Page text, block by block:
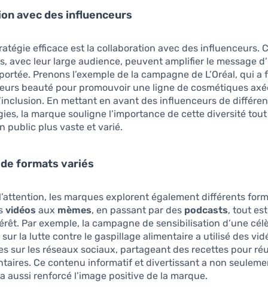
avec des influenceurs
efficace est la collaboration avec des influenceurs.
avec leur large audience, peuvent amplifier le message
Prenons l’exemple de la campagne de L’Oréal, qui a
beauté pour promouvoir une ligne de cosmétiques
En mettant en avant des influenceurs de
la marque souligne l’importance de cette diversité
public plus vaste et varié.
formats variés
les marques explorent également différents
vidéos aux mèmes, en passant par des podcasts, tout
Par exemple, la campagne de sensibilisation d’une
la lutte contre le gaspillage alimentaire a utilisé des
sur les réseaux sociaux, partageant des recettes pour
Ce contenu informatif et divertissant a non
aussi renforcé l’image positive de la marque.